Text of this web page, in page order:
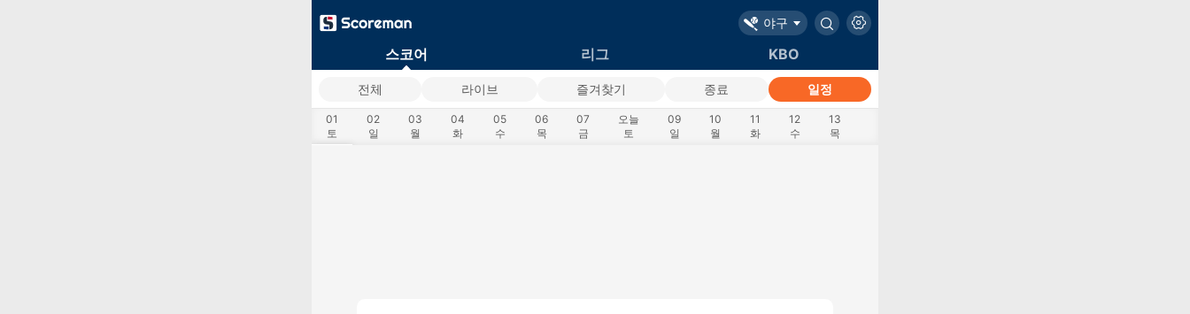
야구
스코어 리그 KBO
전체 라이브 즐겨찾기 종료 일정
01
토
02
일
03
월
04
화
05
수
06
목
07
금
오늘
토
09
일
10
월
11
화
12
수
13
목